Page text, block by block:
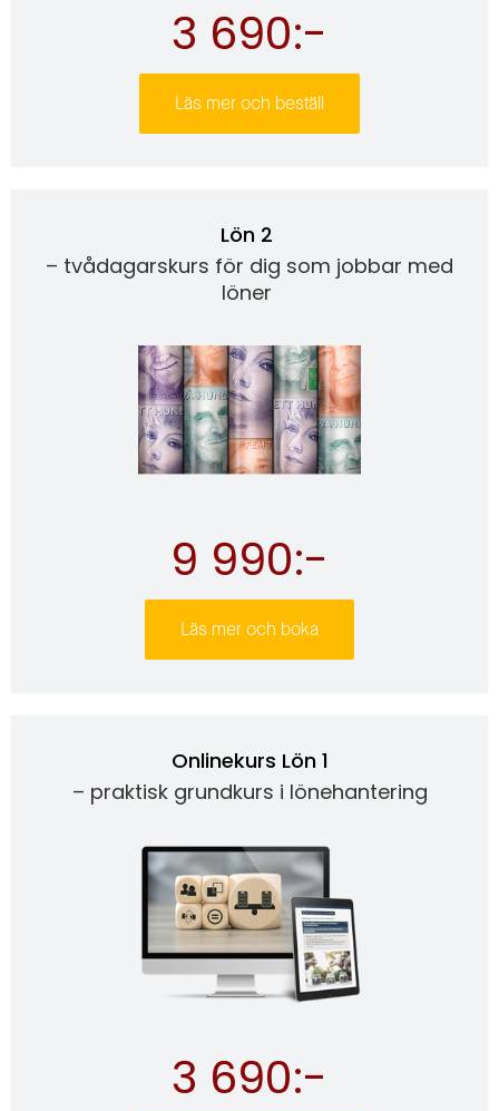
3 690:-
Läs mer och beställ
Lön 2
– tvådagarskurs för dig som jobbar med
löner
9 990:-
Läs mer och boka
Onlinekurs Lön 1
– praktisk grundkurs i lönehantering
3 690:-